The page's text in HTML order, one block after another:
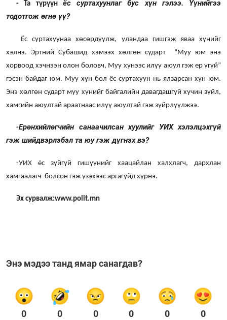
- Та түрүүн ёс суртахуунлаг бус хүн гэлээ. Үүнийгээ
тодотгож өгнө үү?
Ёс суртахуунаа хөсөрдүүлж, уландаа гишгэж яваа хүнийг
хэлнэ. Эртний Субашид хэмээх хөлгөн сударт “Муу юм энэ
хорвоод хэчнээн олон боловч, Муу хүнээс илүү аюул гэж ер үгүй”
гэсэн байдаг юм. Муу хүн бол ёс суртахуун нь ялзарсан хүн юм.
Энэ хөлгөн сударт муу хүнийг байгалийн давагдашгүй хүчин зүйл,
хамгийн аюултай араатнаас илүү аюултай гэж зүйрлүүлжээ.
-Ерөнхийлөгчийн санаачилсан хуулийг УИХ хэлэлцэхгүй
гэж шийдвэрлэбэл та юу гэж дүгнэх вэ?
-УИХ ёс зүйгүй гишүүнийг хаацайлан халхлагч, дархлан
хамгаалагч болсон гэж үзэхээс аргагүйд хүрнэ.
Эх сурвалж:www.polit.mn
Энэ мэдээ танд ямар санагдав?
0 0 0 0 0 0